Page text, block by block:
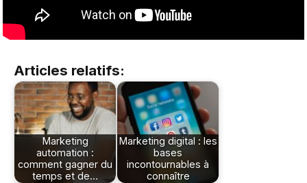
Articles relatifs:
Marketing
automation :
comment gagner du
temps et de…
Marketing digital : les
bases
incontournables à
connaître